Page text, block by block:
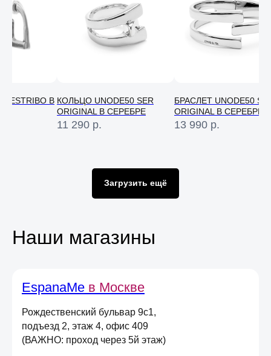
ESTRIBO В КОЛЬЦО UNODE50 SER
ORIGINAL В СЕРЕБРЕ
11 290 р.
БРАСЛЕТ UNODE50
ORIGINAL В СЕРЕБРЕ
13 990 р.
Загрузить ещё
Наши магазины
EspanaMe в Москве
Рождественский бульвар 9с1,
подъезд 2, этаж 4, офис 409
(ВАЖНО: проход через 5й этаж)
Оставьте свою почту
и получитескидку 5%
на первый онлайн заказ
*не действует при оплате в магазине,
долями или сертификатом
Свяжитесь с нами в соц. сетях или